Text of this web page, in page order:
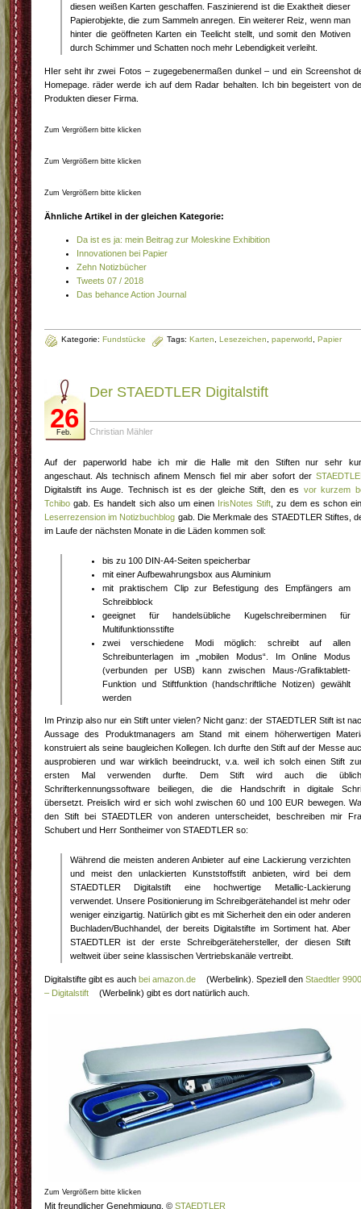
diesen weißen Karten geschaffen. Faszinierend ist die Exaktheit dieser
Papierobjekte, die zum Sammeln anregen. Ein weiterer Reiz, wenn man
hinter die geöffneten Karten ein Teelicht stellt, und somit den Motiven
durch Schimmer und Schatten noch mehr Lebendigkeit verleiht.
HIer seht ihr zwei Fotos – zugegebenermaßen dunkel – und ein Screenshot
Homepage. räder werde ich auf dem Radar behalten. Ich bin begeistert von
Produkten dieser Firma.
Zum Vergrößern bitte klicken
Zum Vergrößern bitte klicken
Zum Vergrößern bitte klicken
Ähnliche Artikel in der gleichen Kategorie:
Da ist es ja: mein Beitrag zur Moleskine Exhibition
Innovationen bei Papier
Zehn Notizbücher
Tweets 07 / 2018
Das behance Action Journal
Kategorie: Fundstücke Tags: Karten Lesezeichen paperworld Papier
26
Feb.
Der STAEDTLER Digitalstift
Christian Mähler
Auf der paperworld habe ich mir die Halle mit den Stiften nur sehr
angeschaut. Als technisch afinem Mensch fiel mir aber sofort der
Digitalstift ins Auge. Technisch ist es der gleiche Stift, den es vor kurzem
Tchibo gab. Es handelt sich also um einen IrisNotes Stift , zu dem es schon
Leserrezension im Notizbuchblog gab. Die Merkmale des STAEDTLER Stiftes,
im Laufe der nächsten Monate in die Läden kommen soll:
bis zu 100 DIN-A4-Seiten speicherbar
mit einer Aufbewahrungsbox aus Aluminium
mit praktischem Clip zur Befestigung des Empfängers am
Schreibblock
geeignet für handelsübliche Kugelschreiberminen für
Multifunktionsstifte
zwei verschiedene Modi möglich: schreibt auf allen
Schreibunterlagen im „mobilen Modus“. Im Online Modus
(verbunden per USB) kann zwischen Maus-/Grafiktablett-
Funktion und Stiftfunktion (handschriftliche Notizen) gewählt
werden
Im Prinzip also nur ein Stift unter vielen? Nicht ganz: der STAEDTLER Stift ist
Aussage des Produktmanagers am Stand mit einem höherwertigen
konstruiert als seine baugleichen Kollegen. Ich durfte den Stift auf der Messe
ausprobieren und war wirklich beeindruckt, v.a. weil ich solch einen Stift
ersten Mal verwenden durfte. Dem Stift wird auch die
Schrifterkennungssoftware beiliegen, die die Handschrift in digitale
übersetzt. Preislich wird er sich wohl zwischen 60 und 100 EUR bewegen.
den Stift bei STAEDTLER von anderen unterscheidet, beschreiben mir
Schubert und Herr Sontheimer von STAEDTLER so:
Während die meisten anderen Anbieter auf eine Lackierung verzichten
und meist den unlackierten Kunststoffstift anbieten, wird bei dem
STAEDTLER Digitalstift eine hochwertige Metallic-Lackierung
verwendet. Unsere Positionierung im Schreibgerätehandel ist mehr oder
weniger einzigartig. Natürlich gibt es mit Sicherheit den ein oder anderen
Buchladen/Buchhandel, der bereits Digitalstifte im Sortiment hat. Aber
STAEDTLER ist der erste Schreibgerätehersteller, der diesen Stift
weltweit über seine klassischen Vertriebskanäle vertreibt.
Digitalstifte gibt es auch bei amazon.de (Werbelink). Speziell den Staedtler
– Digitalstift
(Werbelink) gibt es dort natürlich auch.
Zum Vergrößern bitte klicken
Mit freundlicher Genehmigung, © STAEDTLER